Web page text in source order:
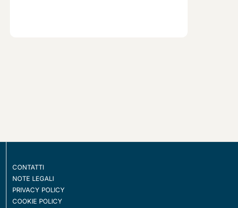
CONTATTI
NOTE LEGALI
PRIVACY POLICY
COOKIE POLICY